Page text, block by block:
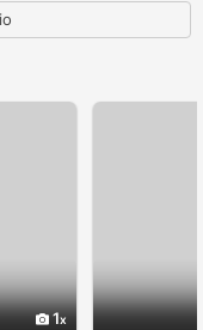
1